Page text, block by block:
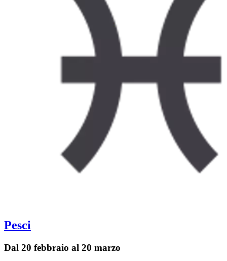
Pesci
Dal 20 febbraio al 20 marzo